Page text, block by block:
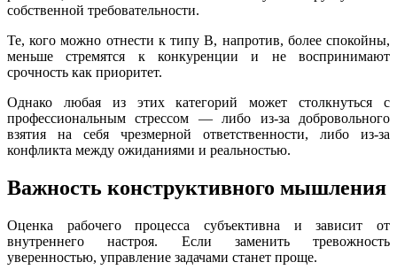
и
собственной требовательности.
Те, кого можно отнести к типу B, напротив, более спокойны,
меньше стремятся к конкуренции и не воспринимают
срочность как приоритет.
Однако любая из этих категорий может столкнуться с
профессиональным стрессом — либо из-за добровольного
взятия на себя чрезмерной ответственности, либо из-за
конфликта между ожиданиями и реальностью.
Важность конструктивного мышления
Оценка рабочего процесса субъективна и зависит от
внутреннего настроя. Если заменить тревожность
уверенностью, управление задачами станет проще.